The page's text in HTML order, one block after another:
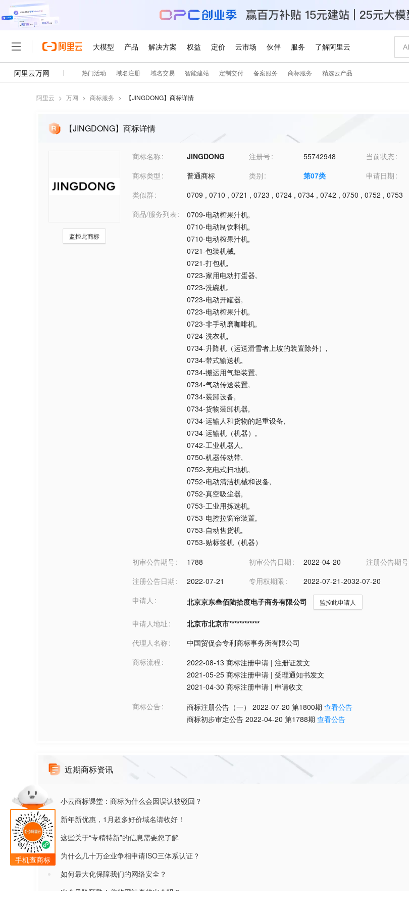
阿里云 > 万网 > 商标服务 > 【JINGDONG】商标详情
【JINGDONG】商标详情
监控此商标
商标名称 JINGDONG 注册号 55742948 当前状态
商标类型
普通商标 类别 第07类 申请日期
类似群
0709 , 0710 , 0721 , 0723 , 0724 , 0734 , 0742 , 0750 , 0752 , 0753
商品/服务列表
0709-电动榨果汁机,
0710-电动制饮料机,
0710-电动榨果汁机,
0721-包装机械,
0721-打包机,
0723-家用电动打蛋器,
0723-洗碗机,
0723-电动开罐器,
0723-电动榨果汁机,
0723-非手动磨咖啡机,
0724-洗衣机,
0734-升降机（运送滑雪者上坡的装置除外） ,
0734-带式输送机,
0734-搬运用气垫装置,
0734-气动传送装置,
0734-装卸设备,
0734-货物装卸机器,
0734-运输人和货物的起重设备,
0734-运输机（机器） ,
0742-工业机器人,
0750-机器传动带,
0752-充电式扫地机,
0752-电动清洁机械和设备,
0752-真空吸尘器,
0753-工业用拣选机,
0753-电控拉窗帘装置,
0753-自动售货机,
0753-贴标签机（机器）
初审公告期号
1788 初审公告日期 2022-04-20 注册公告期号
注册公告日期
2022-07-21 专用权期限
2022-07-21-2032-07-20
申请人
北京京东叁佰陆拾度电子商务有限公司 监控此申请人
申请人地址
北京市北京市************
代理人名称
中国贸促会专利商标事务所有限公司
商标流程
2022-08-13 商标注册申请 | 注册证发文
2021-05-25 商标注册申请 | 受理通知书发文
2021-04-30 商标注册申请 | 申请收文
商标公告
商标注册公告（一） 2022-07-20 第1800期 查看公告
商标初步审定公告 2022-04-20 第1788期 查看公告
近期商标资讯
小云商标课堂：商标为什么会因误认被驳回？
新年新优惠，1月超多好价域名请收好！
这些关于“专精特新”的信息需要您了解
为什么几十万企业争相申请ISO三体系认证？
如何最大化保障我们的网络安全？
安全风险预警！你的网站真的安全吗？
手机查商标